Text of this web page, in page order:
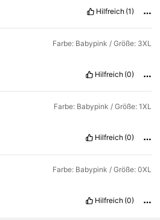
Hilfreich (1)
Farbe: Babypink / Größe: 3XL
Hilfreich (0)
Farbe: Babypink / Größe: 1XL
Hilfreich (0)
Farbe: Babypink / Größe: 0XL
Hilfreich (0)